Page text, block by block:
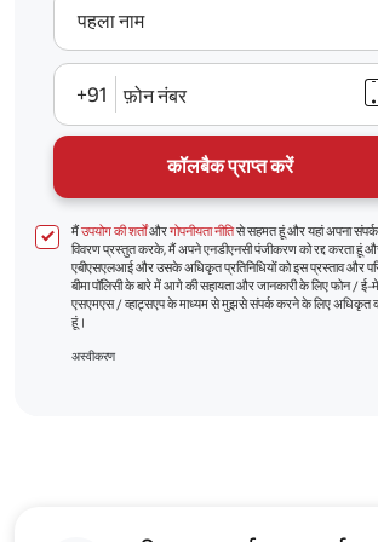
पहला नाम
+91 फ़ोन नंबर
कॉलबैक प्राप्त करें
मैंउपयोग की शर्तोंऔरगोपनीयता नीतिसे सहमत हूं और यहां अपना संपर्क
विवरण प्रस्तुत करके, मैं अपने एनडीएनसी पंजीकरण को रद्द करता हूं
एबीएसएलआई और उसके अधिकृत प्रतिनिधियों को इस प्रस्ताव और
बीमा पॉलिसी के बारे में आगे की सहायता और जानकारी के लिए फोन /
एसएमएस / व्हाट्सएप के माध्यम से मुझसे संपर्क करने के लिए अधिकृत
हूं।
अस्वीकरण